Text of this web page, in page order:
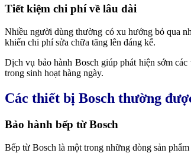
Tiết kiệm chi phí về lâu dài
Nhiều người dùng thường có xu hướng bỏ qua
khiến chi phí sửa chữa tăng lên đáng kể.
Dịch vụ bảo hành Bosch giúp phát hiện sớm
trong sinh hoạt hàng ngày.
Các thiết bị Bosch thường
Bảo hành bếp từ Bosch
Bếp từ Bosch là một trong những dòng sản